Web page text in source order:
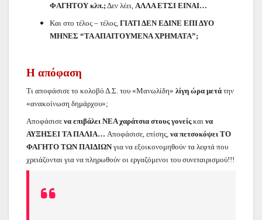
ΦAΓΗΤΟΥ κλπ.; Δεν λέει, ΑΛΛΑ ΕΤΣΙ ΕΙΝΑΙ…
Και στο τέλος – τέλος, ΓΙΑΤΙ ΔΕΝ ΕΔΙΝΕ ΕΠΙ ΔΥΟ
ΜΗΝΕΣ “ΤΑ ΑΠΑΙΤΟΥΜΕΝΑ ΧΡΗΜΑΤΑ”;
Η απόφαση
Τι αποφάσισε το κολοβό Δ.Σ. του «Μανωλίδη» λίγη ώρα μετά την
«ανακοίνωση δημάρχου»;
Αποφάσισε να επιβάλει ΝΕΑ χαράτσια στους γονείςκαι να
ΑΥΞΗΣΕΙ ΤΑ ΠΑΛΙΑ… Αποφάσισε, επίσης, να πετσοκόψει ΤΟ
ΦΑΓΗΤΟ ΤΩΝ ΠΑΙΔΙΩΝ για να εξοικονομηθούν τα λεφτά που
χρειάζονται για να πληρωθούν οι εργαζόμενοι του συνεταιρισμού!!!